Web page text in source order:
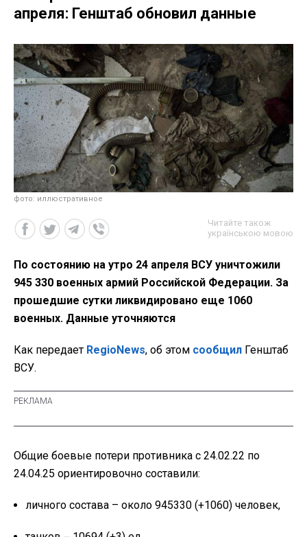
апреля: Генштаб обновил данные
фото: иллюстративное
Читайте також
українською мовою
По состоянию на утро 24 апреля ВСУ уничтожили
945 330 военных армий Российской Федерации. За
прошедшие сутки ликвидировано еще 1060
военных. Данные уточняются
Как передает RegioNews, об этом сообщил Генштаб
ВСУ.
Общие боевые потери противника с 24.02.22 по
24.04.25 ориентировочно составили:
личного состава – около 945330 (+1060) человек,